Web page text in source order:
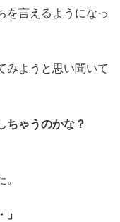
を言えるようになっ
みようと思い聞いて
ちゃうのかな？